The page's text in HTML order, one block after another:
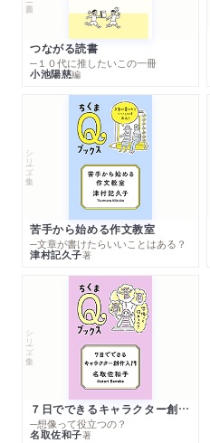
つながる読書
─１０代に推したいこの一冊
小池陽慈編
シリーズ・全集
苦手から始める作文教室
─文章が書けたらいいことはある？
津村記久子著
シリーズ・全集
７日でできるキャラクター創作入門
─想像って役立つの？
名取佐和子著